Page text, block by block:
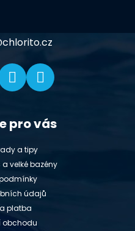
chlorito.cz
pro vás
a tipy
a velké bazény
údajů
platba
obchodu